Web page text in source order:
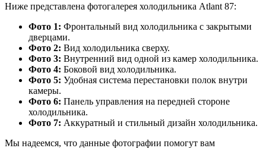
Ниже представлена фотогалерея холодильника Atlant 87:
Фото 1: Фронтальный вид холодильника с закрытыми
дверцами.
Фото 2: Вид холодильника сверху.
Фото 3: Внутренний вид одной из камер холодильника.
Фото 4: Боковой вид холодильника.
Фото 5: Удобная система перестановки полок внутри
камеры.
Фото 6: Панель управления на передней стороне
холодильника.
Фото 7: Аккуратный и стильный дизайн холодильника.
Мы надеемся, что данные фотографии помогут вам